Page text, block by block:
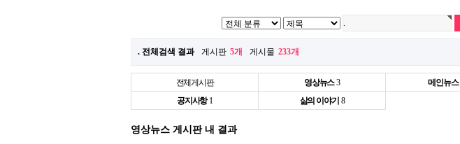
. 전체검색 결과 게시판 5개 게시물 233개
전체게시판 영상뉴스 3 메인뉴스
공지사항 1 삶의 이야기 8
영상뉴스 게시판 내 결과